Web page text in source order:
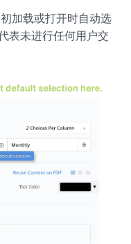
加载或打开时自动选
表未进行任何用户交